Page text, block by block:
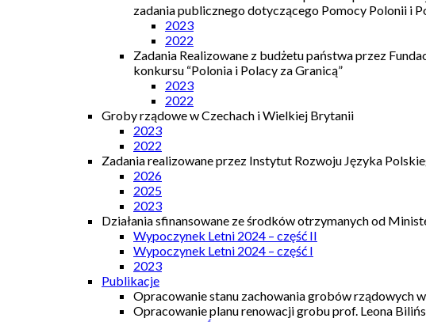
zadania publicznego dotyczącego Pomocy Polonii i
2023
2022
Zadania Realizowane z budżetu państwa przez
konkursu “Polonia i Polacy za Granicą”
2023
2022
Groby rządowe w Czechach i Wielkiej Brytanii
2023
2022
Zadania realizowane przez Instytut Rozwoju Języka
2026
2025
2023
Działania sfinansowane ze środków otrzymanych od
Wypoczynek Letni 2024 – część II
Wypoczynek Letni 2024 – część I
2023
Publikacje
Opracowanie stanu zachowania grobów rządowych
Opracowanie planu renowacji grobu prof. Leona